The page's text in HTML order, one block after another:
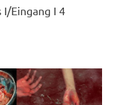
Eingang I 4